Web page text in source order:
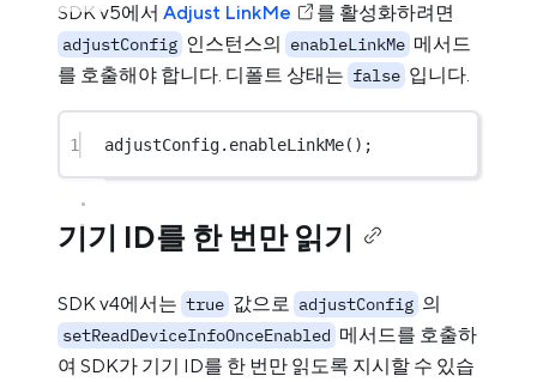
SDK v5에서 Adjust LinkMe 를 활성화하려면
adjustConfig 인스턴스의 enableLinkMe 메서드
를 호출해야 합니다. 디폴트 상태는 false 입니다.
1 adjustConfig. enableLinkMe();
기기 ID를 한 번만 읽기
SDK v4에서는 true 값으로 adjustConfig 의
setReadDeviceInfoOnceEnabled 메서드를 호출하
여 SDK가 기기 ID를 한 번만 읽도록 지시할 수 있습